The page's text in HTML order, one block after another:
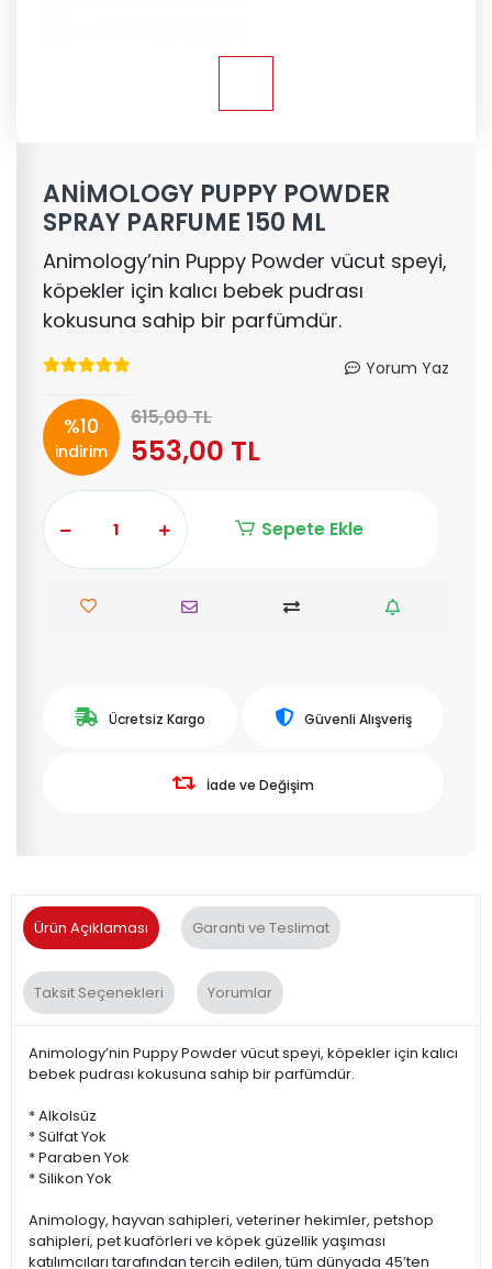
ANİMOLOGY PUPPY POWDER
SPRAY PARFUME 150 ML
Animology’nin Puppy Powder vücut speyi,
köpekler için kalıcı bebek pudrası
kokusuna sahip bir parfümdür.
Yorum Yaz
%10
indirim
615,00 TL
553,00 TL
Sepete Ekle
Ücretsiz Kargo Güvenli Alışveriş
İade ve Değişim
Ürün Açıklaması Garanti ve Teslimat
Taksit Seçenekleri Yorumlar
Animology’nin Puppy Powder vücut speyi, köpekler için kalıcı
bebek pudrası kokusuna sahip bir parfümdür.
* Alkolsüz
* Sülfat Yok
* Paraben Yok
* Silikon Yok
Animology, hayvan sahipleri, veteriner hekimler, petshop
sahipleri, pet kuaförleri ve köpek güzellik yaşıması
katılımcıları tarafından tercih edilen, tüm dünyada 45’ten